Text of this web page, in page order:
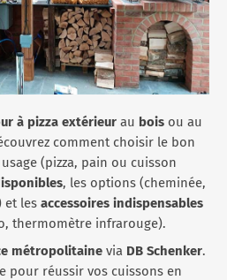
à pizza extérieur au bois ou au
comment choisir le bon
(pizza, pain ou cuisson
, les options (cheminée,
et les accessoires indispensables
thermomètre infrarouge).
métropolitainevia DB Schenker.
pour réussir vos cuissons en